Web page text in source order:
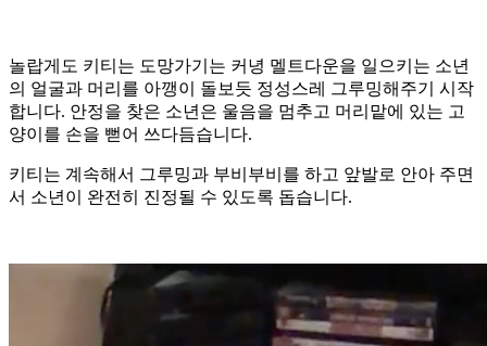
놀랍게도 키티는 도망가기는 커녕 멜트다운을 일으키는 소년
의 얼굴과 머리를 아깽이 돌보듯 정성스레 그루밍해주기 시작
합니다. 안정을 찾은 소년은 울음을 멈추고 머리맡에 있는 고
양이를 손을 뻗어 쓰다듬습니다.
키티는 계속해서 그루밍과 부비부비를 하고 앞발로 안아 주면
서 소년이 완전히 진정될 수 있도록 돕습니다.